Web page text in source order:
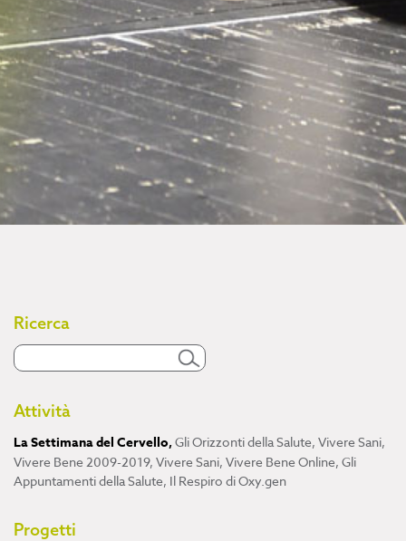
Ricerca
Attività
La Settimana del Cervello,Gli Orizzonti della Salute, Vivere Sani,
Vivere Bene 2009-2019, Vivere Sani, Vivere Bene Online, Gli
Appuntamenti della Salute, Il Respiro di Oxy.gen
Progetti